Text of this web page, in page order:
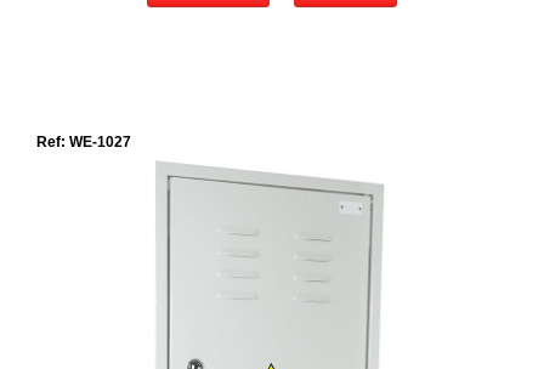
Ref: WE-1027